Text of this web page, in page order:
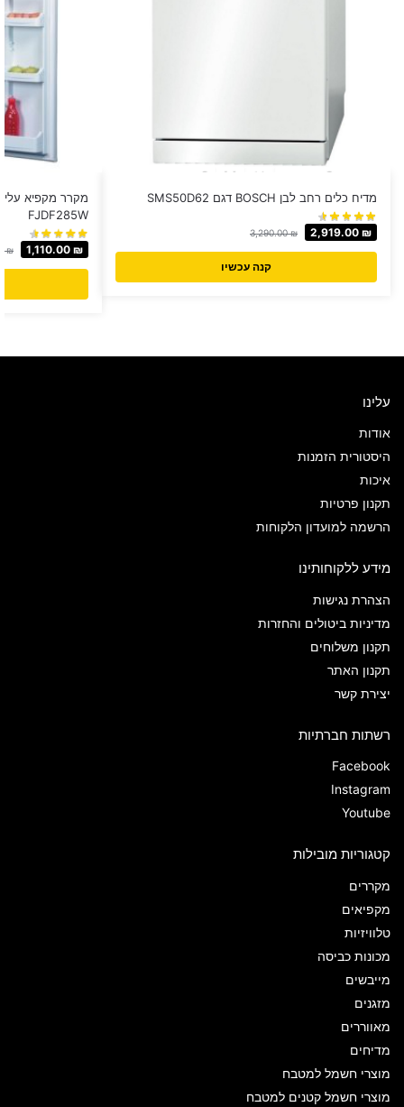
מדיח כלים רחב לבן BOSCH דגם SMS50D62
3,290.00₪ 2,919.00 ₪
קנה עכשיו
FJDF285W
₪ 1,110.00 ₪
עלינו
אודות
היסטורית הזמנות
איכות
תקנון פרטיות
הרשמה למועדון הלקוחות
מידע ללקוחותינו
הצהרת נגישות
מדיניות ביטולים והחזרות
תקנון משלוחים
תקנון האתר
יצירת קשר
רשתות חברתיות
Facebook
Instagram
Youtube
קטגוריות מובילות
מקררים
מקפיאים
טלוויזיות
מכונות כביסה
מייבשים
מזגנים
מאווררים
מדיחים
מוצרי חשמל למטבח
מוצרי חשמל קטנים למטבח